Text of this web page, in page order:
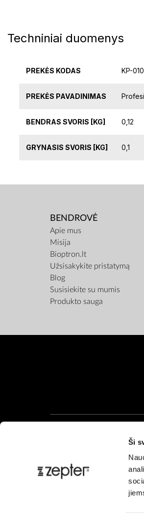
Ši
Techniniai duomenys
PREKĖS KODAS KP-010
PREKĖS PAVADINIMAS
BENDRAS SVORIS [KG] 0,12
GRYNASIS SVORIS [KG] 0,1
BENDROVĖ
Apie mus
Misija
Bioptron.lt
Užsisakykite pristatymą
Blog
Susisiekite su mumis
Produkto sauga